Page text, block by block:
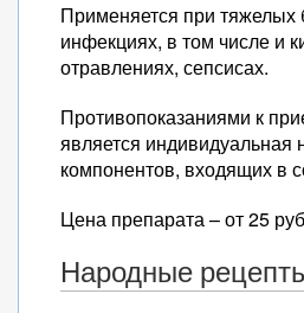
Применяется при тяжелых
инфекциях, в том числе и
отравлениях, сепсисах.
Противопоказаниями к
является индивидуальная
компонентов, входящих в
Цена препарата – от 25
Народные